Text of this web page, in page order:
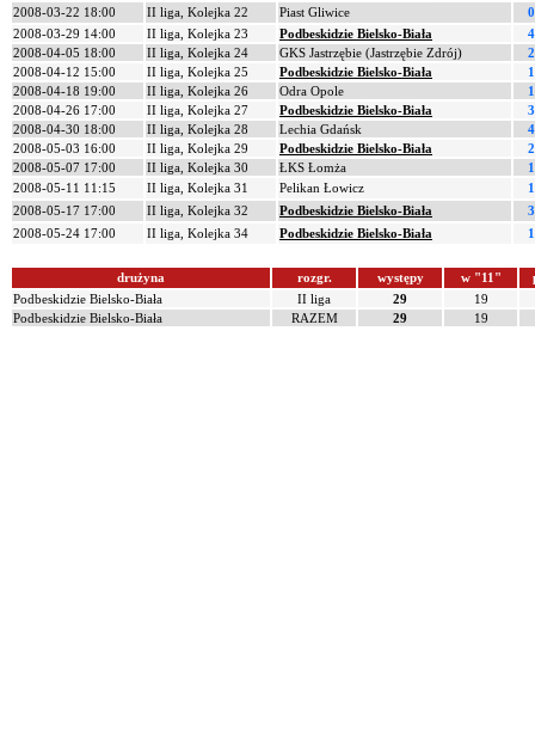
2008-03-22 18:00
II liga, Kolejka 22 Piast Gliwice
2008-03-29 14:00
II liga, Kolejka 23 Podbeskidzie Bielsko-Biała
2008-04-05 18:00
II liga, Kolejka 24 GKS Jastrzębie (Jastrzębie Zdrój)
2008-04-12 15:00
II liga, Kolejka 25 Podbeskidzie Bielsko-Biała
2008-04-18 19:00
II liga, Kolejka 26 Odra Opole
2008-04-26 17:00
II liga, Kolejka 27 Podbeskidzie Bielsko-Biała
2008-04-30 18:00
II liga, Kolejka 28 Lechia Gdańsk
2008-05-03 16:00
II liga, Kolejka 29 Podbeskidzie Bielsko-Biała
2008-05-07 17:00
II liga, Kolejka 30 ŁKS Łomża
2008-05-11 11:15
II liga, Kolejka 31 Pelikan Łowicz
2008-05-17 17:00
II liga, Kolejka 32 Podbeskidzie Bielsko-Biała
2008-05-24 17:00
II liga, Kolejka 34 Podbeskidzie Bielsko-Biała
drużyna rozgr. występy w "11"
Podbeskidzie Bielsko-Biała
II liga 29
19
Podbeskidzie Bielsko-Biała
RAZEM 29 19